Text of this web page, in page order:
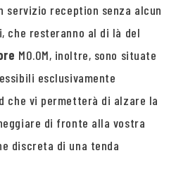
servizio reception senza alcun
che resteranno al di là del
MO.OM, inoltre, sono situate
esclusivamente
che vi permetterà di alzare la
di fronte alla vostra
discreta di una tenda